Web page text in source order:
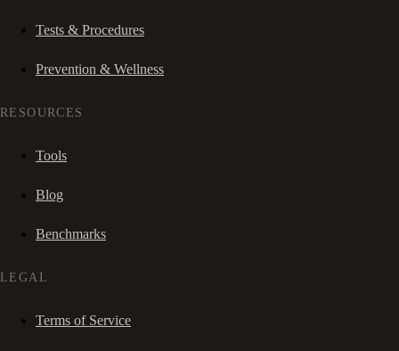
Tests & Procedures
Prevention & Wellness
RESOURCES
Tools
Blog
Benchmarks
LEGAL
Terms of Service